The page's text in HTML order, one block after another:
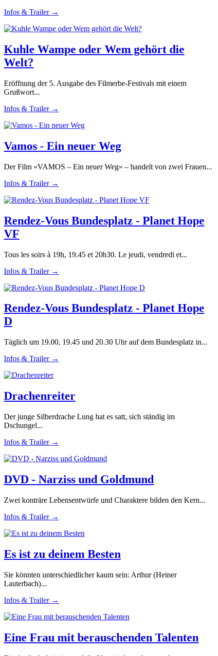
Infos & Trailer →
Kuhle Wampe oder Wem gehört die
Welt?
Eröffnung der 5. Ausgabe des Filmerbe-Festivals mit einem
Grußwort...
Infos & Trailer →
Vamos - Ein neuer Weg
Der Film «VAMOS – Ein neuer Weg» – handelt von zwei Frauen...
Infos & Trailer →
Rendez-Vous Bundesplatz - Planet Hope
VF
Tous les soirs à 19h, 19.45 et 20h30. Le jeudi, vendredi et...
Infos & Trailer →
Rendez-Vous Bundesplatz - Planet Hope
D
Täglich um 19.00, 19.45 und 20.30 Uhr auf dem Bundesplatz in...
Infos & Trailer →
Drachenreiter
Der junge Silberdrache Lung hat es satt, sich ständig im
Dschungel...
Infos & Trailer →
DVD - Narziss und Goldmund
Zwei konträre Lebensentwürfe und Charaktere bilden den Kern...
Infos & Trailer →
Es ist zu deinem Besten
Sie könnten unterschiedlicher kaum sein: Arthur (Heiner
Lauterbach)...
Infos & Trailer →
Eine Frau mit berauschenden Talenten